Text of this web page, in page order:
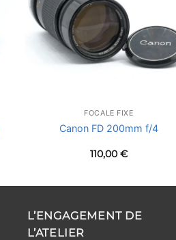
FOCALE FIXE
Canon FD 200mm f/4
110,00€
L’ENGAGEMENT DE
L’ATELIER